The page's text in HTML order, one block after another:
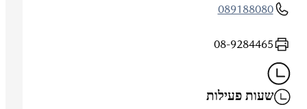
089188080
08-9284465
שעות פעילות